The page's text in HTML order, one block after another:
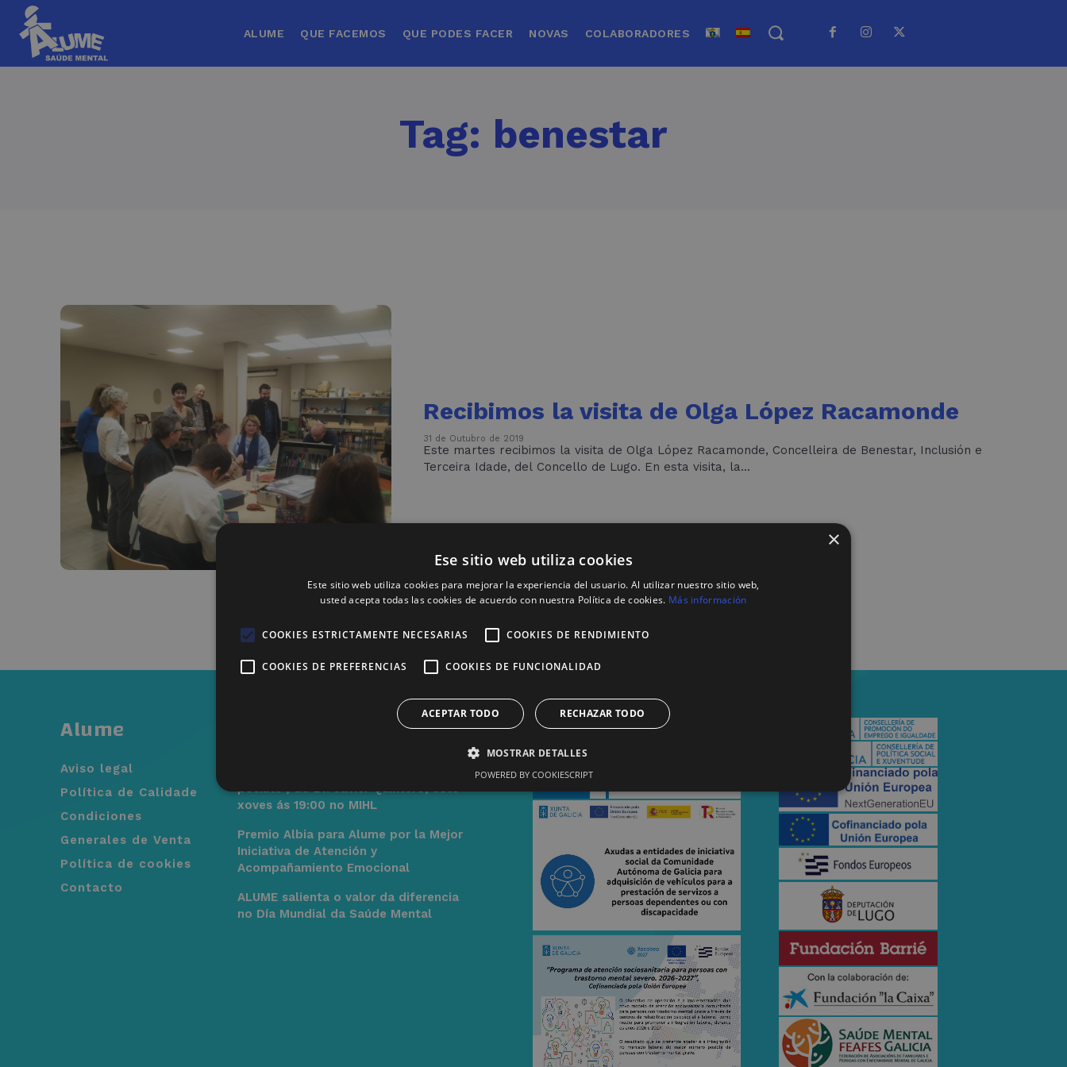
ALUME QUE FACEMOS QUE PODES FACER NOVAS COLABORADORES
Tag: benestar
Recibimos la visita de Olga López Racamonde
31 de Outubro de 2019
Este martes recibimos la visita de Olga López Racamonde, Concelleira de Benestar, Inclusión e
Terceira Idade, del Concello de Lugo. En esta visita, la...
Alume
Aviso legal
Política de Calidade
Condiciones
Generales de Venta
Política de cookies
Contacto
Novas máis lídas
posible”, do Dr. Javier Quintero, este
xoves ás 19:00 no MIHL
Premio Albia para Alume por la Mejor
Iniciativa de Atención y
Acompañamiento Emocional
ALUME salienta o valor da diferencia
no Día Mundial da Saúde Mental
×
Ese sitio web utiliza cookies
Este sitio web utiliza cookies para mejorar la experiencia del usuario. Al utilizar nuestro sitio web,
usted acepta todas las cookies de acuerdo con nuestra Política de cookies. Más información
COOKIES ESTRICTAMENTE NECESARIAS COOKIES DE RENDIMIENTO
COOKIES DE PREFERENCIAS COOKIES DE FUNCIONALIDAD
ACEPTAR TODO RECHAZAR TODO
MOSTRAR DETALLES
POWERED BY COOKIESCRIPT